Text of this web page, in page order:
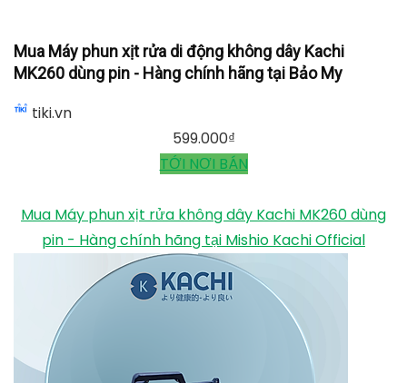
Mua Máy phun xịt rửa di động không dây Kachi
MK260 dùng pin - Hàng chính hãng tại Bảo My
tiki.vn
599.000₫
TỚI NƠI BÁN
Mua Máy phun xịt rửa không dây Kachi MK260 dùng
pin - Hàng chính hãng tại Mishio Kachi Official